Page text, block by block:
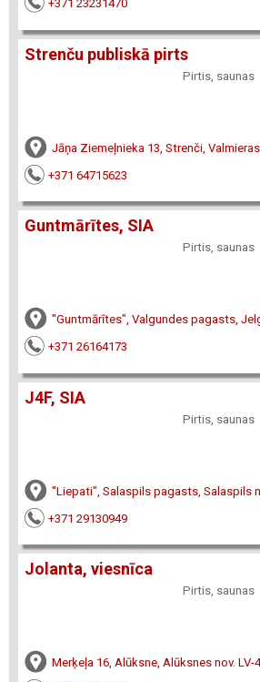
+371 23231470
Strenču publiskā pirts
Pirtis, saunas
Jāņa Ziemeļnieka 13, Strenči,
+371 64715623
Guntmārītes, SIA
Pirtis, saunas
"Guntmārītes", Valgundes pagasts,
+371 26164173
J4F, SIA
Pirtis, saunas
"Liepati", Salaspils pagasts, Salaspils
+371 29130949
Jolanta, viesnīca
Pirtis, saunas
Merķeļa 16, Alūksne, Alūksnes nov. LV-